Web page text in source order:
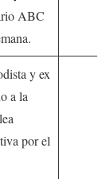
ABC
y ex
a la
por el